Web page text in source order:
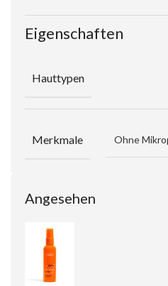
Eigenschaften
Hauttypen
Merkmale Ohne
Angesehen